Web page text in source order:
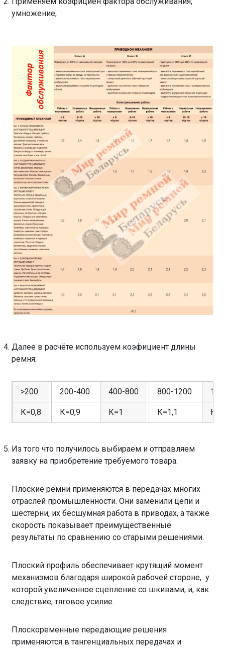
умножение;
Далее в расчёте используем коэфициент длины
ремня:
>200
К=0,8
200-400
К=0,9
400-800
К=1
800-1200
К=1,1
Из того что получилось выбираем и отправляем
заявку на приобретение требуемого товара.
Плоские ремни применяются в передачах многих
отраслей промышленности. Они заменили цепи и
шестерни, их бесшумная работа в приводах, а также
скорость показывает преимущественные
результаты по сравнению со старыми решениями.
Плоский профиль обеспечивает крутящий момент
механизмов благодаря широкой рабочей стороне, у
которой увеличенное сцепление со шкивами, и, как
следствие, тяговое усилие.
Плоскоременные передающие решения
применяются в тангенциальных передачах и